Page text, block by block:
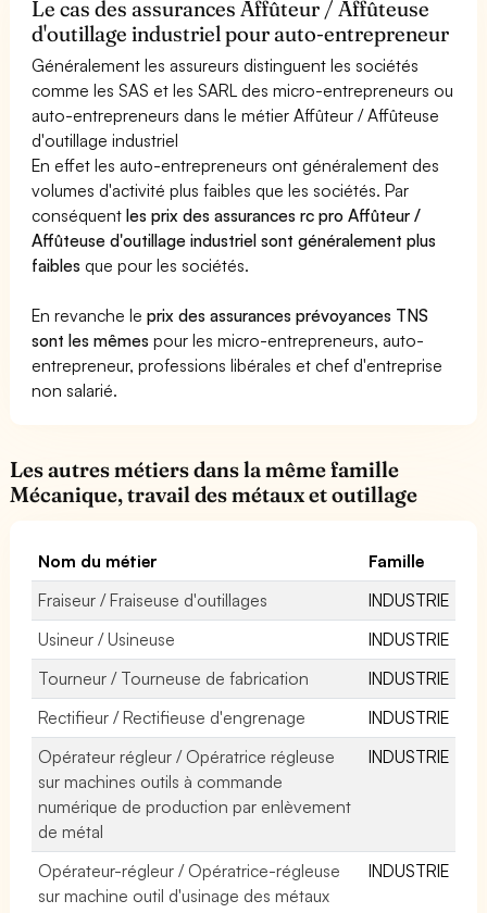
Le cas des assurances Affûteur / Affûteuse
d'outillage industriel pour auto-entrepreneur
Généralement les assureurs distinguent les sociétés
comme les SAS et les SARL des micro-entrepreneurs ou
auto-entrepreneurs dans le métier Affûteur / Affûteuse
d'outillage industriel
En effet les auto-entrepreneurs ont généralement des
volumes d'activité plus faibles que les sociétés. Par
conséquentles prix des assurances rc pro Affûteur /
Affûteuse d'outillage industriel sont généralement plus
faibles que pour les sociétés.
En revanche leprix des assurances prévoyances TNS
sont les mêmes pour les micro-entrepreneurs, auto-
entrepreneur, professions libérales et chef d'entreprise
non salarié.
Les autres métiers dans la même famille
Mécanique, travail des métaux et outillage
Nom du métier
Famille
Fraiseur / Fraiseuse d'outillages
INDUSTRIE
Usineur / Usineuse
INDUSTRIE
Tourneur / Tourneuse de fabrication
INDUSTRIE
Rectifieur / Rectifieuse d'engrenage
INDUSTRIE
Opérateur régleur / Opératrice régleuse
sur machines outils à commande
numérique de production par enlèvement
de métal
INDUSTRIE
Opérateur-régleur / Opératrice-régleuse
sur machine outil d'usinage des métaux
INDUSTRIE